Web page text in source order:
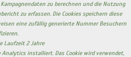
zu berechnen und die Nutzung
zu erfassen. Die Cookies speichern diese
eine zufällig generierte Nummer Besuchern
Laufzeit 2 Jahre
Analytics installiert. Das Cookie wird verwendet,